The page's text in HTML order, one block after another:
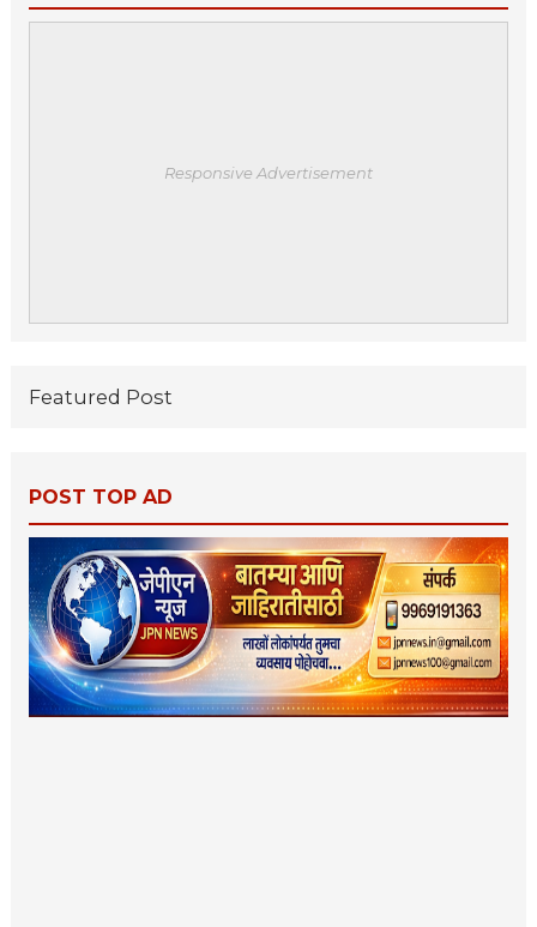
Responsive Advertisement
Featured Post
POST TOP AD